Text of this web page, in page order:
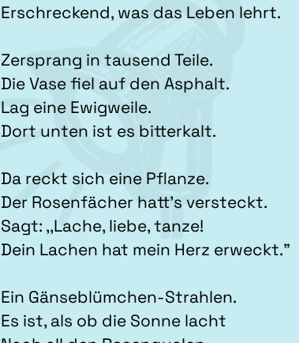
Erschreckend, was das Leben lehrt.
Zersprang in tausend Teile.
Die Vase fiel auf den Asphalt.
Lag eine Ewigweile.
Dort unten ist es bitterkalt.
Da reckt sich eine Pflanze.
Der Rosenfächer hatt’s versteckt.
Sagt: ,,Lache, liebe, tanze!
Dein Lachen hat mein Herz erweckt.”
Ein Gänseblümchen-Strahlen.
Es ist, als ob die Sonne lacht